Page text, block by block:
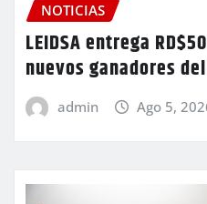
NOTICIAS
LEIDSA entrega
nuevos ganadores
admin Ago 5,